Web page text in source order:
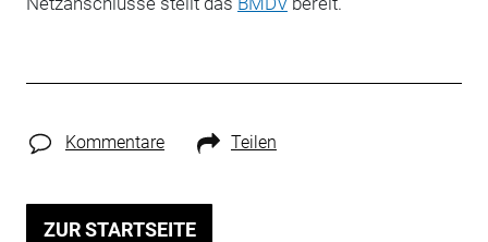
Kommentare Teilen
ZUR STARTSEITE